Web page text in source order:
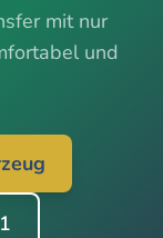
mit nur
und